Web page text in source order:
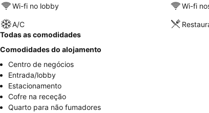
Wi-fi no lobby Wi-fi
A/C
Todas as comodidades
Comodidades do alojamento
Centro de negócios
Entrada/lobby
Estacionamento
Cofre na receção
Quarto para não fumadores